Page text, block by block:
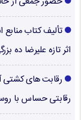
تألیف کتاب
اثر تازه علیرضا ده
رقابت های کشتی
رقابتی حساس با